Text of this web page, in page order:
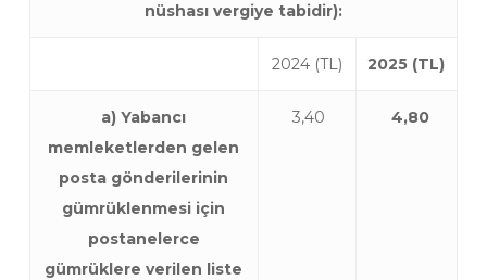
nüshası vergiye tabidir):
2024 (TL) 2025 (TL)
a) Yabancı
memleketlerden gelen
posta gönderilerinin
gümrüklenmesi için
postanelerce
gümrüklere verilen liste
3,40 4,80